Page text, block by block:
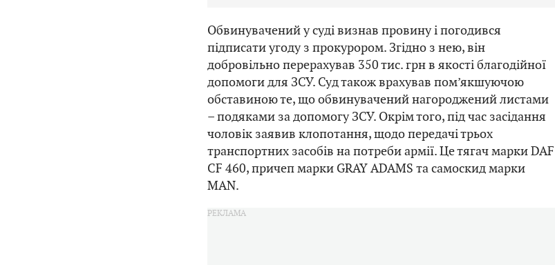
Обвинувачений у суді визнав провину і погодився
підписати угоду з прокурором. Згідно з нею, він
добровільно перерахував 350 тис. грн в якості благодійної
допомоги для ЗСУ. Суд також врахував пом’якшуючою
обставиною те, що обвинувачений нагороджений листами
– подяками за допомогу ЗСУ. Окрім того, під час засідання
чоловік заявив клопотання, щодо передачі трьох
транспортних засобів на потреби армії. Це тягач марки DAF
CF 460, причеп марки GRAY ADAMS та самоскид марки
MAN.